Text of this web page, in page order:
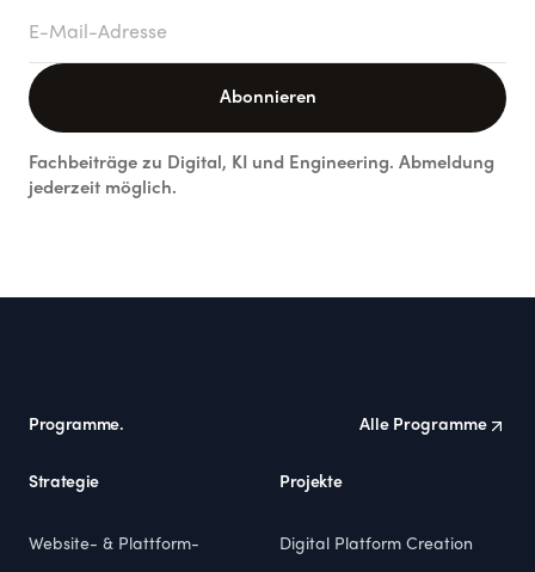
E-Mail-Adresse
Abonnieren
Fachbeiträge zu Digital, KI und Engineering. Abmeldung
jederzeit möglich.
Programme. Alle Programme
Strategie
Website- & Plattform-
Projekte
Digital Platform Creation